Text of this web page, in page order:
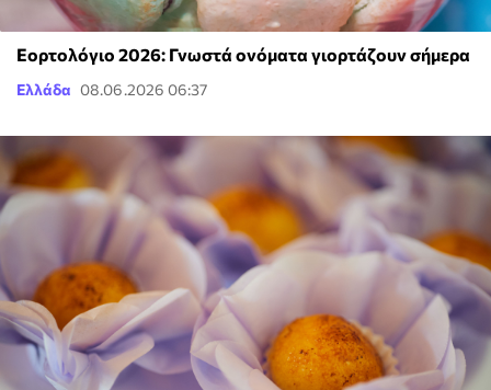
Εορτολόγιο 2026: Γνωστά ονόματα γιορτάζουν σήμερα
Ελλάδα 08.06.2026 06:37